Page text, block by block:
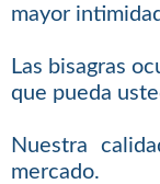
mayor
Las bisagras
que pueda
Nuestra
mercado.